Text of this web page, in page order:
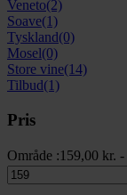
Veneto(2)
Soave(1)
Tyskland(0)
Mosel(0)
Store vine(14)
Tilbud(1)
Pris
Område :159,00 kr. -